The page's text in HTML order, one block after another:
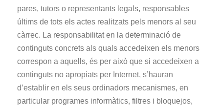
pares, tutors o representants legals, responsables
últims de tots els actes realitzats pels menors al seu
càrrec. La responsabilitat en la determinació de
continguts concrets als quals accedeixen els menors
correspon a aquells, és per això que si accedeixen a
continguts no apropiats per Internet, s’hauran
d’establir en els seus ordinadors mecanismes, en
particular programes informàtics, filtres i bloquejos,